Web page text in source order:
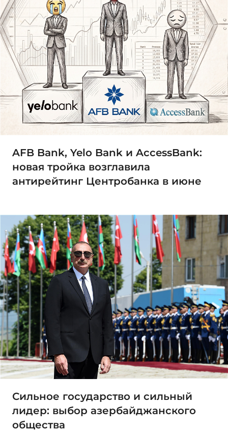
AFB Bank, Yelo Bank и AccessBank:
новая тройка возглавила
антирейтинг Центробанка в июне
Сильное государство и сильный
лидер: выбор азербайджанского
общества